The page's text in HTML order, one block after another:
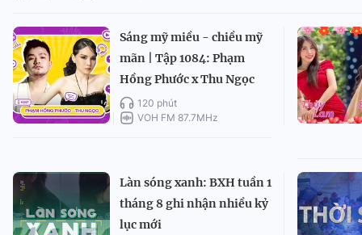
Sáng mỹ miều - chiều mỹ
mãn | Tập 1084: Phạm
Hồng Phước x Thu Ngọc
120 phút
VOH FM 87.7MHz
Làn sóng xanh: BXH tuần 1
tháng 8 ghi nhận nhiều kỷ
lục mới